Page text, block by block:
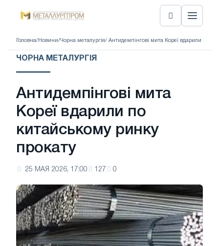
Головна/ Новини/Чорна металургія/ Антидемпінгові мита Кореї вдарили по
ЧОРНА МЕТАЛУРГІЯ
Антидемпінгові мита
Кореї вдарили по
китайському ринку
прокату
25 МАЯ 2026, 17:00 127 0